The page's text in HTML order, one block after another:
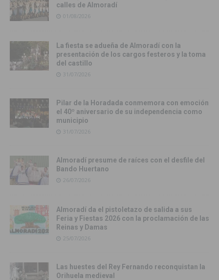
calles de Almoradí
01/08/2026
La fiesta se adueña de Almoradí con la
presentación de los cargos festeros y la toma
del castillo
31/07/2026
Pilar de la Horadada conmemora con emoción
el 40º aniversario de su independencia como
municipio
31/07/2026
Almoradí presume de raíces con el desfile del
Bando Huertano
26/07/2026
Almoradí da el pistoletazo de salida a sus
Feria y Fiestas 2026 con la proclamación de las
Reinas y Damas
25/07/2026
Las huestes del Rey Fernando reconquistan la
Orihuela medieval